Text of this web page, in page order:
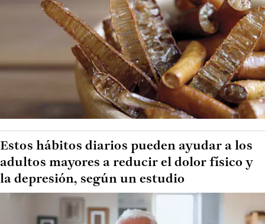
Estos hábitos diarios pueden ayudar a los
adultos mayores a reducir el dolor físico y
la depresión, según un estudio